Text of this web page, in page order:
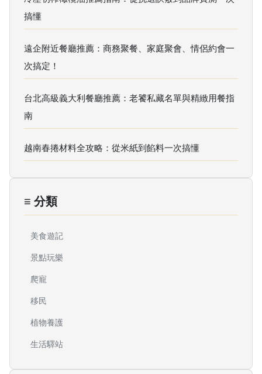
搞懂
遠企附近餐廳推薦：商務聚餐、家庭聚會、情侶約會一
次搞定！
台北高級義大利餐廳推薦：老饕私藏名單與精緻用餐指
南
越南春捲材料全攻略：從米紙到餡料一次搞懂
≡ 分類
美食遊記
景點玩樂
爬寵
移民
植物養護
生活驛站